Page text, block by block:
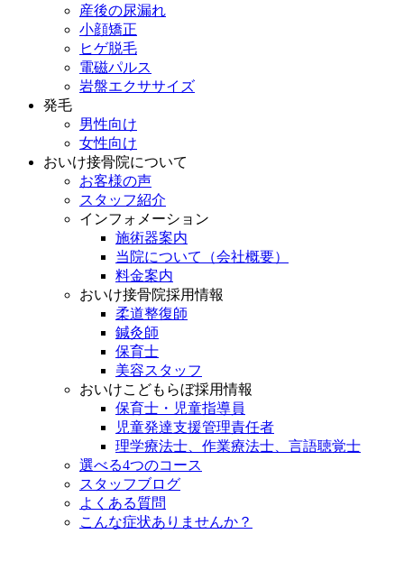
産後の尿漏れ
小顔矯正
ヒゲ脱毛
電磁パルス
岩盤エクササイズ
発毛
男性向け
女性向け
おいけ接骨院について
お客様の声
スタッフ紹介
インフォメーション
施術器案内
当院について（会社概要）
料金案内
おいけ接骨院採用情報
柔道整復師
鍼灸師
保育士
美容スタッフ
おいけこどもらぼ採用情報
保育士・児童指導員
児童発達支援管理責任者
理学療法士、作業療法士、言語聴覚士
選べる4つのコース
スタッフブログ
よくある質問
こんな症状ありませんか？